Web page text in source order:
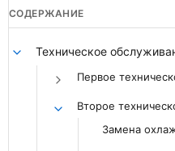
СОДЕРЖАНИЕ
Техническое
Первое
Второе
Замена